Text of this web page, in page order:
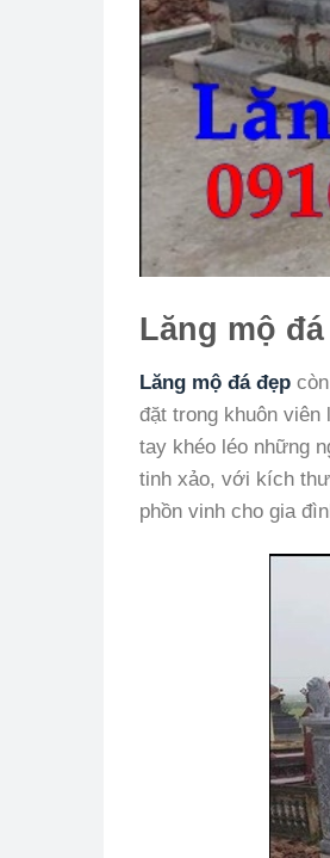
Lăng mộ
Lăng mộ đá đẹp
đặt trong khuôn
tay khéo léo những
tinh xảo, với kích
phồn vinh cho gia